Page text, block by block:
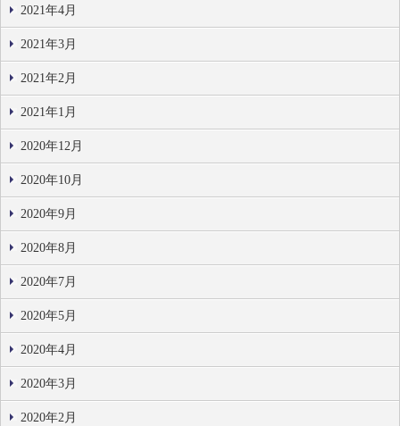
2021年4月
2021年3月
2021年2月
2021年1月
2020年12月
2020年10月
2020年9月
2020年8月
2020年7月
2020年5月
2020年4月
2020年3月
2020年2月